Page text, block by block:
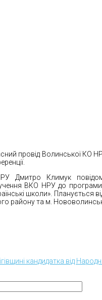
провід Волинської КО
НРУ Дмитро Климук
ВКО НРУ до програми
школи». Планується
району та м.
кандидатка від